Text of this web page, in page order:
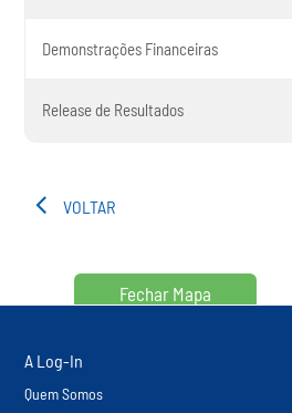
Demonstrações Financeiras
Release de Resultados
VOLTAR
Fechar Mapa
A Log-In
Quem Somos